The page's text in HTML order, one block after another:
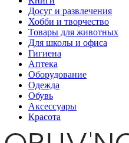
Досуг и развлечения
Хобби и творчество
Товары для животных
Для школы и офиса
Гигиена
Аптека
Оборудование
Одежда
Обувь
Аксессуары
Красота